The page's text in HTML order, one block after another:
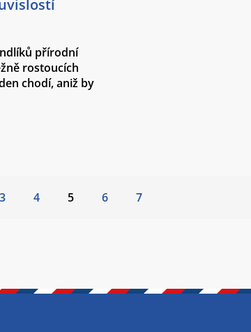
přírodní
rostoucích
chodí, aniž by
3 4 5 6 7